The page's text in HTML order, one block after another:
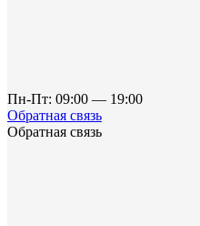
Пн-Пт: 09:00 — 19:00
Обратная связь
Обратная связь